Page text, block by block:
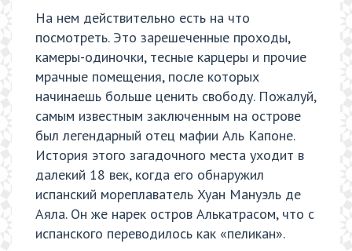
На нем действительно есть на что
посмотреть. Это зарешеченные проходы,
камеры-одиночки, тесные карцеры и прочие
мрачные помещения, после которых
начинаешь больше ценить свободу. Пожалуй,
самым известным заключенным на острове
был легендарный отец мафии Аль Капоне.
История этого загадочного места уходит в
далекий 18 век, когда его обнаружил
испанский мореплаватель Хуан Мануэль де
Аяла. Он же нарек остров Алькатрасом, что с
испанского переводилось как «пеликан».